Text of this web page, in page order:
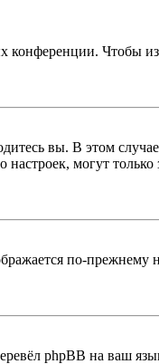
конференции. Чтобы
вы. В этом
могут
по-прежнему
phpBB на ваш